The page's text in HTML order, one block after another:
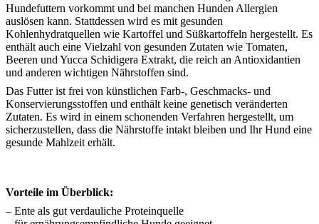
Hundefuttern vorkommt und bei manchen Hunden Allergien
auslösen kann. Stattdessen wird es mit gesunden
Kohlenhydratquellen wie Kartoffel und Süßkartoffeln hergestellt. Es
enthält auch eine Vielzahl von gesunden Zutaten wie Tomaten,
Beeren und Yucca Schidigera Extrakt, die reich an Antioxidantien
und anderen wichtigen Nährstoffen sind.
Das Futter ist frei von künstlichen Farb-, Geschmacks- und
Konservierungsstoffen und enthält keine genetisch veränderten
Zutaten. Es wird in einem schonenden Verfahren hergestellt, um
sicherzustellen, dass die Nährstoffe intakt bleiben und Ihr Hund eine
gesunde Mahlzeit erhält.
Vorteile im Überblick:
– Ente als gut verdauliche Proteinquelle